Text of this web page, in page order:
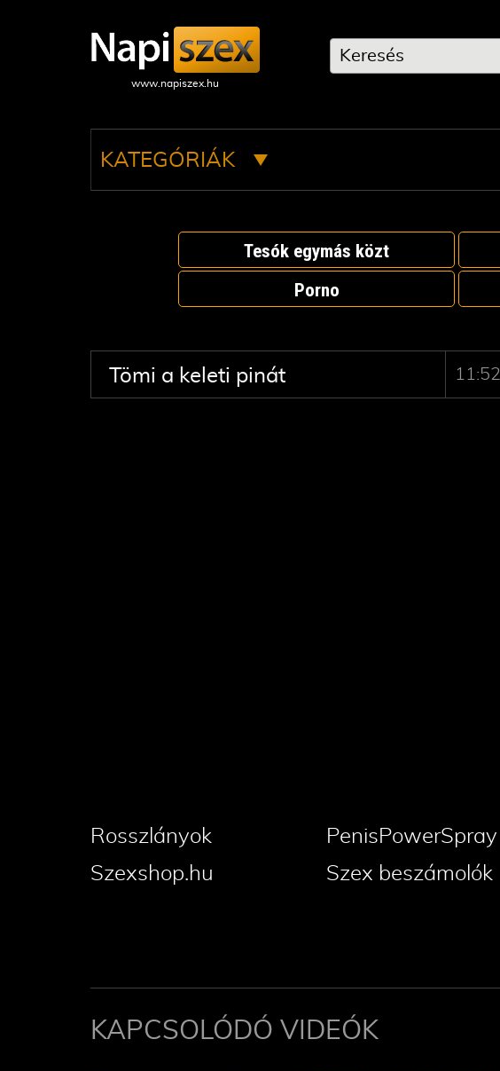
KATEGÓRIÁK
Tesók egymás közt
Porno
Tömi a keleti pinát 11:52
Rosszlányok PenisPowerSpray
Szexshop.hu
Szex beszámolók
KAPCSOLÓDÓ VIDEÓK